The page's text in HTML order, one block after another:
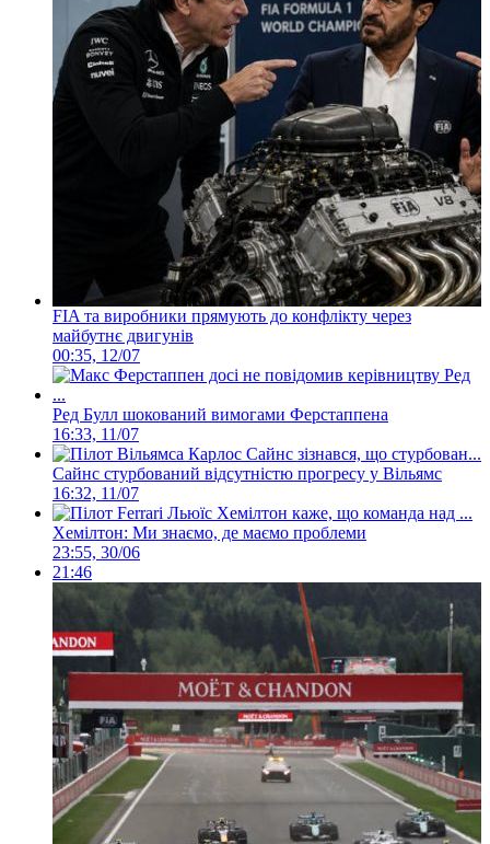
FIA та виробники прямують до конфлікту через
майбутнє двигунів
00:35, 12/07
Ред Булл шокований вимогами Ферстаппена
16:33, 11/07
Сайнс стурбований відсутністю прогресу у Вільямс
16:32, 11/07
Хемілтон: Ми знаємо, де маємо проблеми
23:55, 30/06
21:46